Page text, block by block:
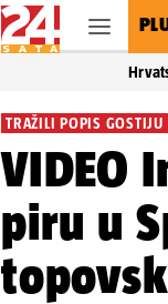
TRAŽILI POPIS GOSTIJU
VIDEO
piru u